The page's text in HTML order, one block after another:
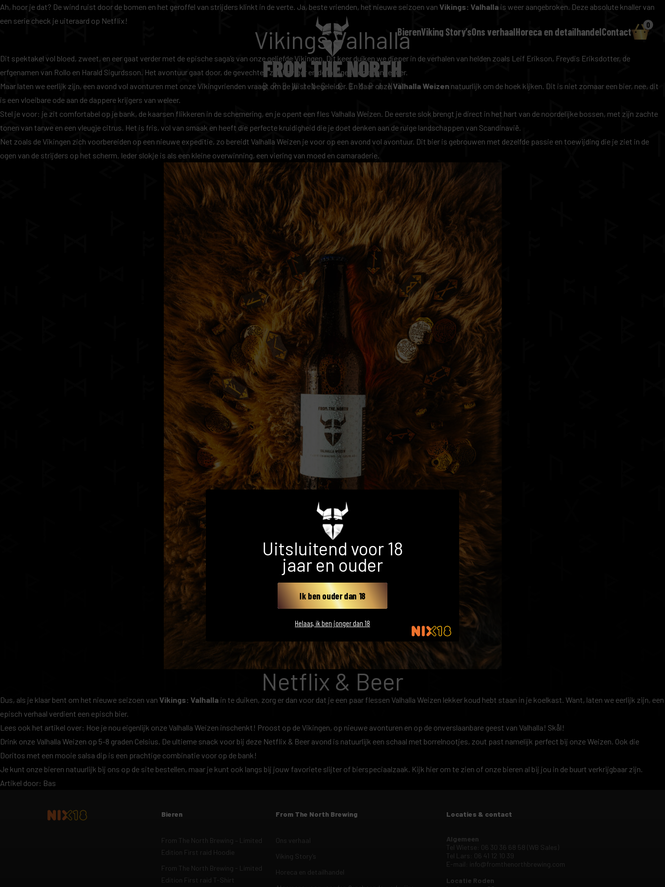
Uitsluitend voor 18
jaar en ouder
Ik ben ouder dan 18
Helaas, ik ben jonger dan 18
BierenViking Story’sOns verhaalHoreca en detailhandelContact
0
Ah, hoor je dat? De wind ruist door de bomen en het geroffel van strijders klinkt in de verte. Ja, beste vrienden, het nieuwe seizoen van Vikings: Valhalla is weer aangebroken. Deze absolute knaller van
een serie check je uiteraard op Netflix!
Vikings Valhalla
Dit spektakel vol bloed, zweet, en eer gaat verder met de epische saga’s van onze geliefde Vikingen. Dit keer duiken we dieper in de verhalen van helden zoals Leif Erikson, Freydis Eriksdotter, de
erfgenamen van Rollo en Harald Sigurdsson. Het avontuur gaat door, de gevechten zijn heviger en de intriges nog spannender.
Maar laten we eerlijk zijn, een avond vol avonturen met onze Vikingvrienden vraagt om de juiste begeleider. En daar onzeValhalla Weizen natuurlijk om de hoek kijken. Dit is niet zomaar een bier, nee, dit
is een vloeibare ode aan de dappere krijgers van weleer.
Stel je voor: je zit comfortabel op je bank, de kaarsen flikkeren in de schemering, en je opent een fles Valhalla Weizen. De eerste slok brengt je direct in het hart van de noordelijke bossen, met zijn zachte
tonen van tarwe en een vleugje citrus. Het is fris, vol van smaak en heeft die perfecte kruidigheid die je doet denken aan de ruige landschappen van Scandinavië.
Net zoals de Vikingen zich voorbereiden op een nieuwe expeditie, zo bereidt Valhalla Weizen je voor op een avond vol avontuur. Dit bier is gebrouwen met dezelfde passie en toewijding die je ziet in de
ogen van de strijders op het scherm. Ieder slokje is als een kleine overwinning, een viering van moed en camaraderie.
Netflix & Beer
Dus, als je klaar bent om het nieuwe seizoen van Vikings: Valhalla in te duiken, zorg er dan voor dat je een paar flessen Valhalla Weizen lekker koud hebt staan in je koelkast. Want, laten we eerlijk zijn, een
episch verhaal verdient een episch bier.
Lees ook het artikel over: Hoe je nou eigenlijk onze Valhalla Weizen inschenkt! Proost op de Vikingen, op nieuwe avonturen en op de onverslaanbare geest van Valhalla! Skål!
Drink onze Valhalla Weizen op 5-8 graden Celsius. De ultieme snack voor bij deze Netflix & Beer avond is natuurlijk een schaal met borrelnootjes, zout past namelijk perfect bij onze Weizen. Ook die
Doritos met een mooie salsa dip is een prachtige combinatie voor op de bank!
Je kunt onze bieren natuurlijk bij ons op de site bestellen, maar je kunt ook langs bij jouw favoriete slijter of bierspeciaalzaak. Kijk hier om te zien of onze bieren al bij jou in de buurt verkrijgbaar zijn.
Artikel door: Bas
Bieren
From The North Brewing – Limited
Edition First raid Hoodie
From The North Brewing - Limited
Edition First raid T-Shirt
From The North Brewing
Ons verhaal
Viking Story’s
Horeca en detailhandel
Locaties & contact
Algemeen
Tel Wietse: 06 30 36 68 58 (WB Sales)
Tel Lars: 06 41 12 10 39
E-mail: info@fromthenorthbrewing.com
Locatie Roden